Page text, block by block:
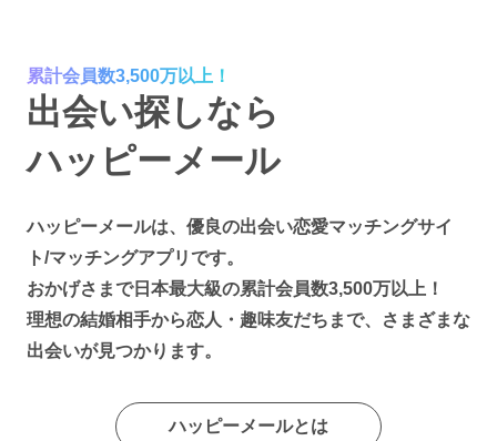
累計会員数3,500万以上！
出会い探しなら
ハッピーメール
ハッピーメールは、優良の出会い恋愛マッチングサイ
ト/マッチングアプリです。
おかげさまで日本最大級の累計会員数3,500万以上！
理想の結婚相手から恋人・趣味友だちまで、さまざまな
出会いが見つかります。
ハッピーメールとは